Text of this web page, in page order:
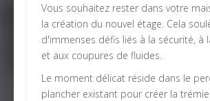
Vous souhaitez rester dans votre
la création du nouvel étage. Cela
d'immenses défis liés à la sécurité, à
et aux coupures de fluides.
Le moment délicat réside dans le
plancher existant pour créer la